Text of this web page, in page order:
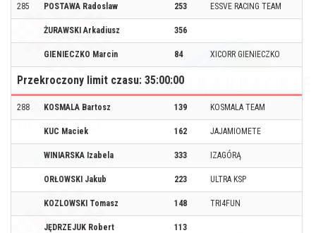
285 POSTAWA Radoslaw 253 ESSVE RACING TEAM
ŻURAWSKI Arkadiusz 356
GIENIECZKO Marcin 84 XICORR GIENIECZKO
Przekroczony limit czasu: 35:00:00
288 KOSMALA Bartosz 139 KOSMALA TEAM
KUC Maciek 162 JAJAMIOMETE
WINIARSKA Izabela 333 IZAGÓRĄ
ORŁOWSKI Jakub 223 ULTRA KSP
KOZLOWSKI Tomasz 148 TRI4FUN
JĘDRZEJUK Robert 113